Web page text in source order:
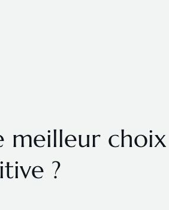
meilleur
?